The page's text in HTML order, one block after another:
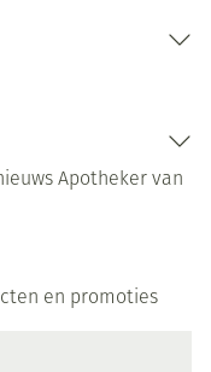
Apotheker van
en promoties